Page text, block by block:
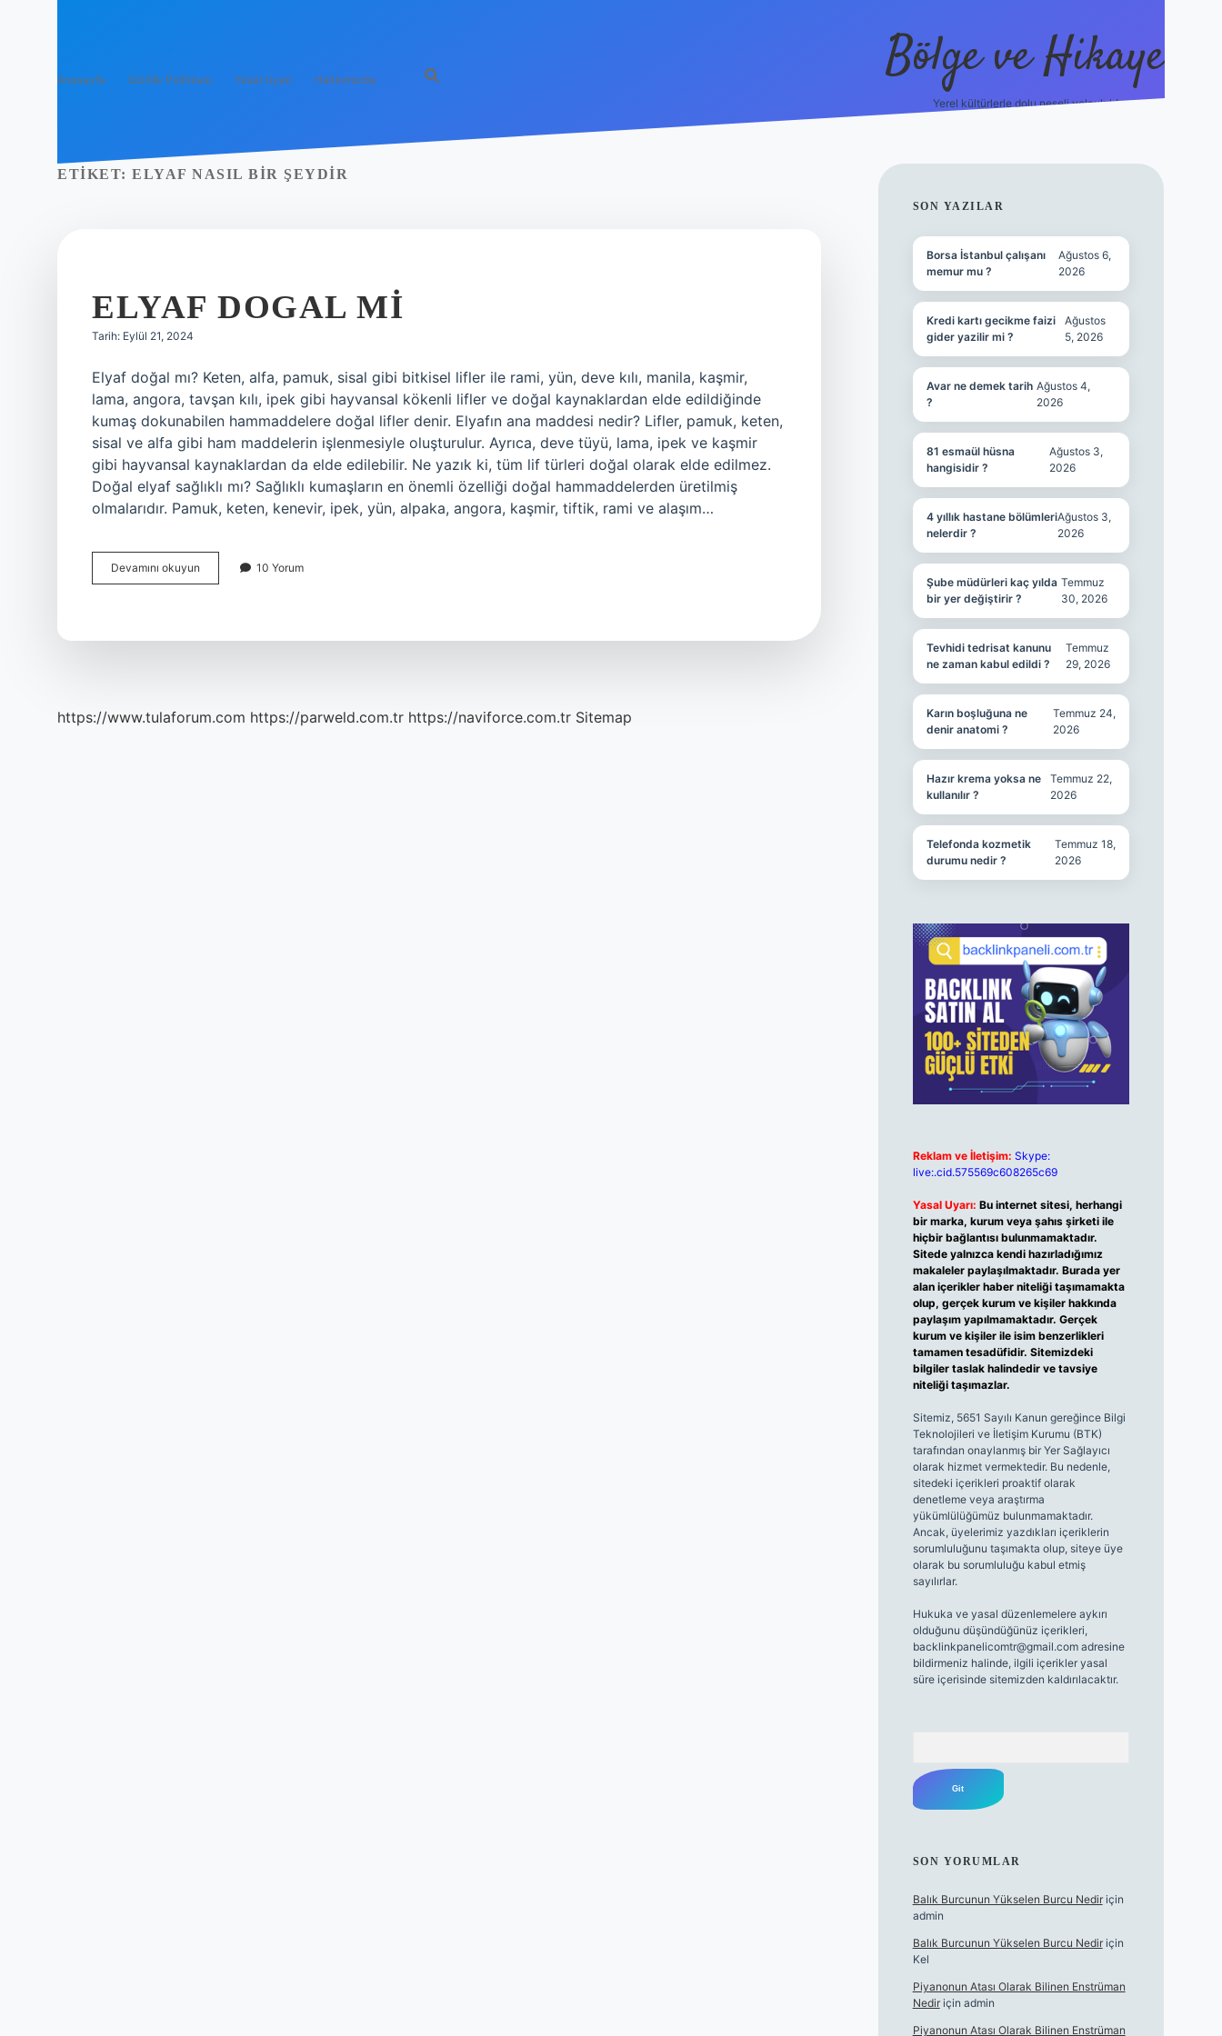
Anasayfa Gizlilik Politikası Yasal Uyarı Hakkımızda Bölge ve Hikaye
Yerel kültürlerle dolu neşeli yolculuk!
ETIKET: ELYAF NASIL BIR ŞEYDIR
ELYAF DOGAL MI
Tarih: Eylül 21, 2024
Elyaf doğal mı? Keten, alfa, pamuk, sisal gibi bitkisel lifler ile rami, yün, deve kılı, manila, kaşmir,
lama, angora, tavşan kılı, ipek gibi hayvansal kökenli lifler ve doğal kaynaklardan elde edildiğinde
kumaş dokunabilen hammaddelere doğal lifler denir. Elyafın ana maddesi nedir? Lifler, pamuk, keten,
sisal ve alfa gibi ham maddelerin işlenmesiyle oluşturulur. Ayrıca, deve tüyü, lama, ipek ve kaşmir
gibi hayvansal kaynaklardan da elde edilebilir. Ne yazık ki, tüm lif türleri doğal olarak elde edilmez.
Doğal elyaf sağlıklı mı? Sağlıklı kumaşların en önemli özelliği doğal hammaddelerden üretilmiş
olmalarıdır. Pamuk, keten, kenevir, ipek, yün, alpaka, angora, kaşmir, tiftik, rami ve alaşım…
Devamını okuyun
Dogal
10 Yorum
https://www.tulaforum.com https://parweld.com.tr https://naviforce.com.tr Sitemap
SIDEBAR
SON YAZILAR
Borsa İstanbul çalışanı
memur mu ?
Ağustos 6,
2026
Kredi kartı gecikme faizi
gider yazilir mi ?
Ağustos
5, 2026
Avar ne demek tarih
?
Ağustos 4,
2026
81 esmaül hüsna
hangisidir ?
Ağustos 3,
2026
4 yıllık hastane bölümleri
nelerdir ?
Ağustos 3,
2026
Şube müdürleri kaç yılda
bir yer değiştirir ?
Temmuz
30, 2026
Tevhidi tedrisat kanunu
ne zaman kabul edildi ?
Temmuz
29, 2026
Karın boşluğuna ne
denir anatomi ?
Temmuz 24,
2026
Hazır krema yoksa ne
kullanılır ?
Temmuz 22,
2026
Telefonda kozmetik
durumu nedir ?
Temmuz 18,
2026
Reklam ve İletişim: Skype:
live:.cid.575569c608265c69
Yasal Uyarı: Bu internet sitesi, herhangi
bir marka, kurum veya şahıs şirketi ile
hiçbir bağlantısı bulunmamaktadır.
Sitede yalnızca kendi hazırladığımız
makaleler paylaşılmaktadır. Burada yer
alan içerikler haber niteliği taşımamakta
olup, gerçek kurum ve kişiler hakkında
paylaşım yapılmamaktadır. Gerçek
kurum ve kişiler ile isim benzerlikleri
tamamen tesadüfidir. Sitemizdeki
bilgiler taslak halindedir ve tavsiye
niteliği taşımazlar.
Sitemiz, 5651 Sayılı Kanun gereğince Bilgi
Teknolojileri ve İletişim Kurumu (BTK)
tarafından onaylanmış bir Yer Sağlayıcı
olarak hizmet vermektedir. Bu nedenle,
sitedeki içerikleri proaktif olarak
denetleme veya araştırma
yükümlülüğümüz bulunmamaktadır.
Ancak, üyelerimiz yazdıkları içeriklerin
sorumluluğunu taşımakta olup, siteye üye
olarak bu sorumluluğu kabul etmiş
sayılırlar.
Hukuka ve yasal düzenlemelere aykırı
olduğunu düşündüğünüz içerikleri,
backlinkpanelicomtr@gmail.comadresine
bildirmeniz halinde, ilgili içerikler yasal
süre içerisinde sitemizden kaldırılacaktır.
SON YORUMLAR
Balık Burcunun Yükselen Burcu Nediriçin
admin
Balık Burcunun Yükselen Burcu Nediriçin
Kel
Piyanonun Atası Olarak Bilinen Enstrüman
Nediriçin admin
Piyanonun Atası Olarak Bilinen Enstrüman
grand opera